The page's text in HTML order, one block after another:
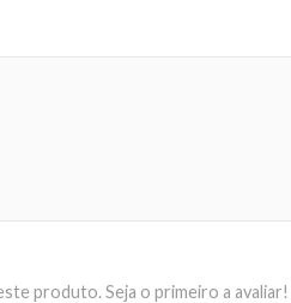
produto. Seja o primeiro a avaliar!